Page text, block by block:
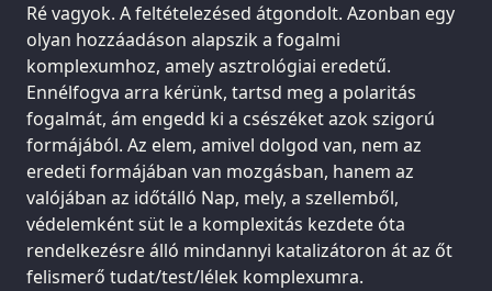
Ré vagyok. A feltételezésed átgondolt. Azonban egy
olyan hozzáadáson alapszik a fogalmi
komplexumhoz, amely asztrológiai eredetű.
Ennélfogva arra kérünk, tartsd meg a polaritás
fogalmát, ám engedd ki a csészéket azok szigorú
formájából. Az elem, amivel dolgod van, nem az
eredeti formájában van mozgásban, hanem az
valójában az időtálló Nap, mely, a szellemből,
védelemként süt le a komplexitás kezdete óta
rendelkezésre álló mindannyi katalizátoron át az őt
felismerő tudat/test/lélek komplexumra.